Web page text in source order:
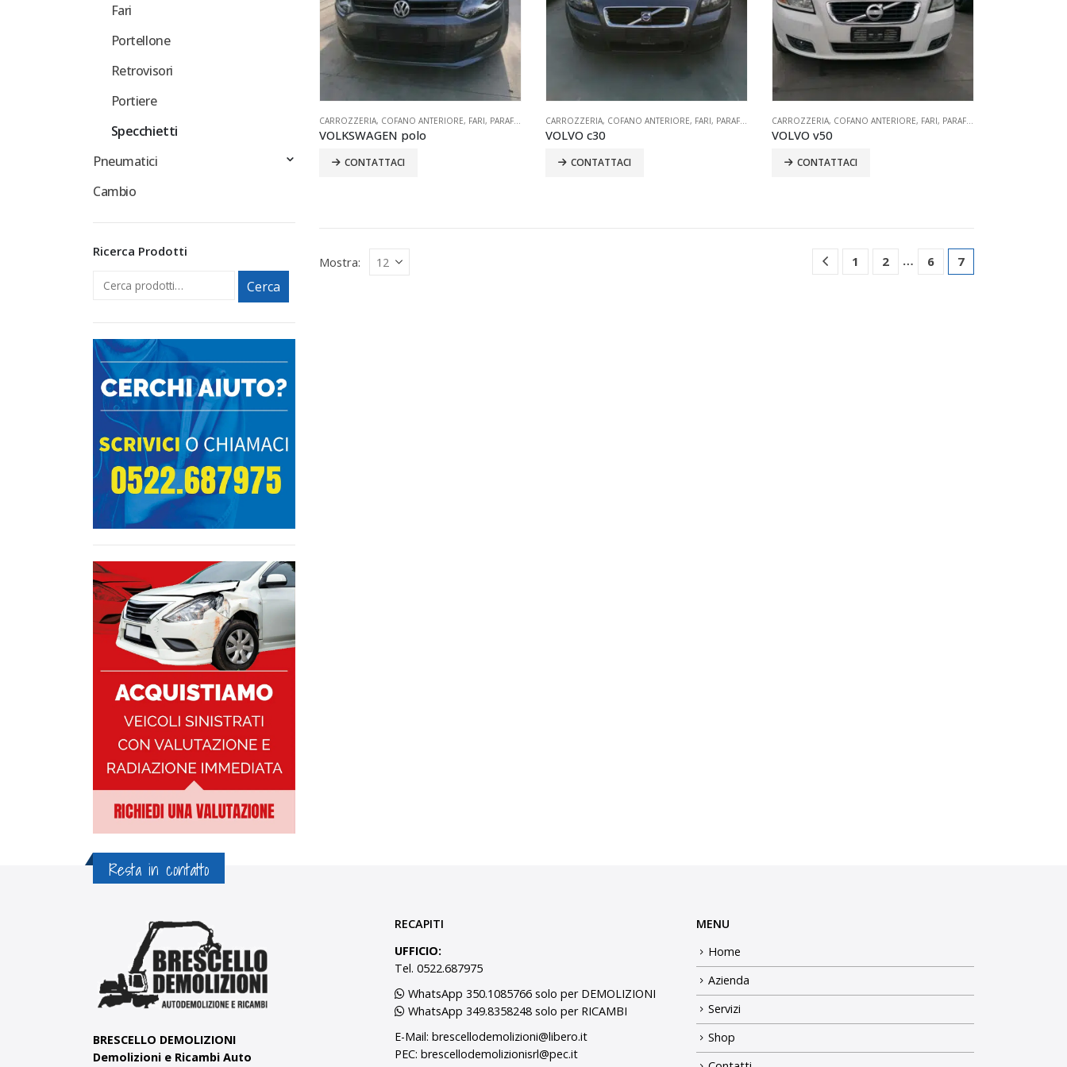
CARROZZERIA, COFANO ANTERIORE, FARI, PARAFANGO PARAURTI,PORTELLONE, PORTIERE,RETROVISORI,SPECCHIETTI,TUTTI
VOLKSWAGEN polo
CONTATTACI
CARROZZERIA, COFANO ANTERIORE, FARI, PARAFANGO PARAURTI,PORTELLONE, PORTIERE,RETROVISORI,SPECCHIETTI
VOLVO c30
CONTATTACI
CARROZZERIA, COFANO ANTERIORE, FARI, PARAFANGO
VOLVO v50
CONTATTACI
Mostra: 1 2 … 6 7
Fari
Portellone
Retrovisori
Portiere
Specchietti
Pneumatici
Cambio
Ricerca Prodotti
Cerca
Resta in contatto
BRESCELLO DEMOLIZIONI
Demolizioni e Ricambi Auto
RECAPITI
UFFICIO:
Tel. 0522.687975
WhatsApp 350.1085766 solo per DEMOLIZIONI
WhatsApp 349.8358248 solo per RICAMBI
E-Mail: brescellodemolizioni@libero.it
PEC: brescellodemolizionisrl@pec.it
MENU
Home
Azienda
Servizi
Shop